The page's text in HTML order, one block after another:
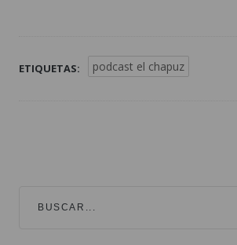
ETIQUETAS: podcast el chapuz